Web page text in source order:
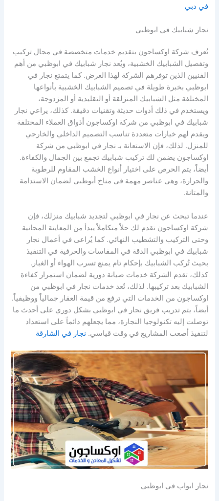
في دبي
نجار شبابيك في ابوظبي
تُعرف شركة اوكساجون بتقديم خدمات متخصصة في مجال تركيب
وتفصيل الشبابيك الخشبية، ويُعد نجار شبابيك في ابوظبي من أهم
الفنيين الذين توفرهم الشركة لهذا الغرض. كما يتمتع نجار في
ابوظبي بخبرة طويلة في تصميم الشبابيك الخشبية بأنواعها
المختلفة مثل الشبابيك المنزلقة أو التقليدية أو المزدوجة،
ويستخدم في ذلك أدوات حديثة وتقنيات دقيقة. كذلك، يراعي نجار
شبابيك في ابوظبي من شركة اوكساجون أذواق العملاء المختلفة
ويقدم لهم خيارات متعددة تناسب التصميم الداخلي والخارجي
للمنزل. لذلك، فإن الاستعانة بـ نجار في ابوظبي من شركة
اوكساجون يضمن لك تركيب شبابيك تجمع بين الجمال والكفاءة.
أيضاً، يتم الحرص على اختيار أنواع الخشب المقاوم للرطوبة
والحرارة، وهي عناصر مهمة في مناخ أبوظبي لضمان الاستدامة
والمتانة.
عندما تبحث عن نجار في ابوظبي لتجديد شبابيك منزلك، فإن
شركة اوكساجون تقدم لك حلاً متكاملاً يبدأ من المعاينة المجانية
وحتى التركيب والتشطيب النهائي. كما يُراعى في أعمال نجار
شبابيك في ابوظبي الدقة في المقاسات والحرفية في التنفيذ
بحيث تُركب الشبابيك بإحكام تام يمنع تسرب الهواء أو الغبار.
كذلك، تقدم الشركة خدمات صيانة دورية لضمان استمرار كفاءة
الشبابيك بعد تركيبها. لذلك، تُعد خدمات نجار في ابوظبي من
اوكساجون من الخدمات التي ترفع من قيمة العقار جمالياً ووظيفياً.
أيضاً، يتم تدريب فريق نجار في ابوظبي بشكل دوري على أحدث ما
توصلت إليه تكنولوجيا النجارة، مما يجعلهم دائماً على استعداد
لتنفيذ أصعب المشاريع في وقت قياسي. نجار في الشارقة
نجار ابواب في ابوظبي